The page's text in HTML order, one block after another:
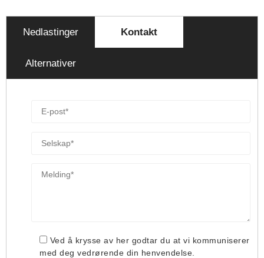
Nedlastinger Kontakt
Alternativer
Ved å krysse av her godtar du at vi kommuniserer
med deg vedrørende din henvendelse.